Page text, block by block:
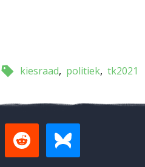
kiesraad politiek tk2021